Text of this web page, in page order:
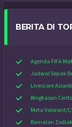
BERITA DI
Agenda FIFA
Jadwal Sepak
Livescore
Ringkasan
Meta Valorant/
Ramalan